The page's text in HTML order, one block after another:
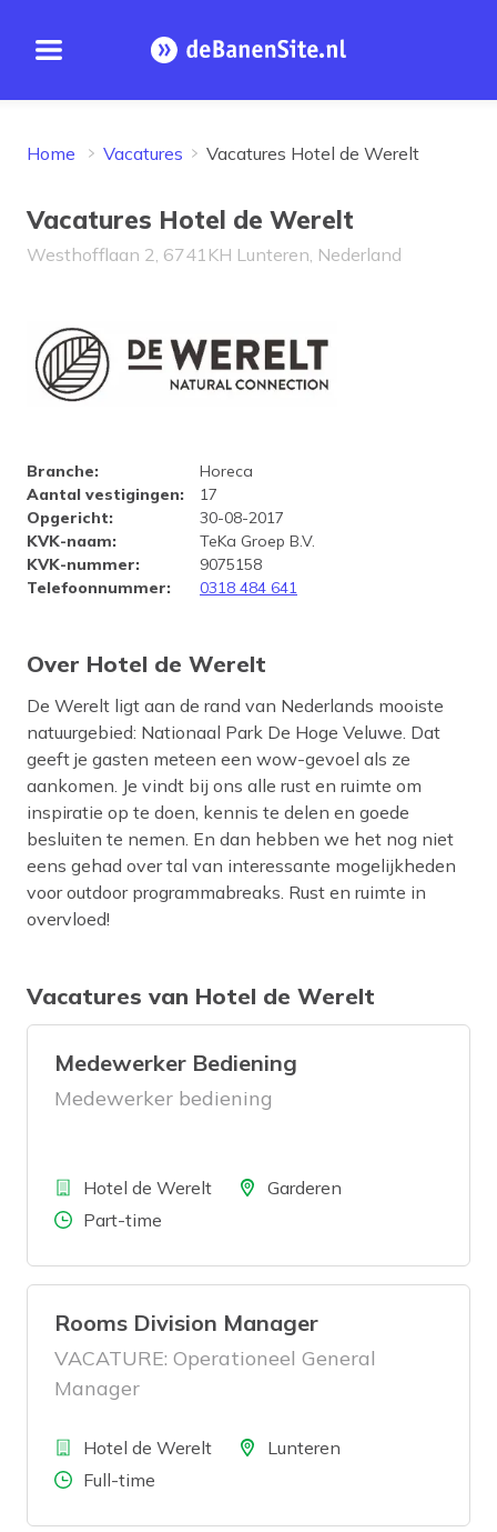
Open menu Homepage
Home Vacatures Vacatures Hotel de Werelt
Vacatures Hotel de Werelt
Westhofflaan 2, 6741KH Lunteren, Nederland
Bedrijfsprofiel Hotel de
Branche:
Horeca
Aantal vestigingen:
17
Opgericht:
30-08-2017
KVK-naam:
TeKa Groep B.V.
KVK-nummer:
9075158
Telefoonnummer: 0318 484 641
Over Hotel de Werelt
De Werelt ligt aan de rand van Nederlands mooiste
natuurgebied: Nationaal Park De Hoge Veluwe. Dat
geeft je gasten meteen een wow-gevoel als ze
aankomen. Je vindt bij ons alle rust en ruimte om
inspiratie op te doen, kennis te delen en goede
besluiten te nemen. En dan hebben we het nog niet
eens gehad over tal van interessante mogelijkheden
voor outdoor programmabreaks. Rust en ruimte in
overvloed!
Vacatures van Hotel de Werelt
Medewerker Bediening
Medewerker bediening
BedrijfHotel de WereltLocatieGarderen
Aantal uren
Part-time
Rooms Division Manager
VACATURE: Operationeel General
Manager
BedrijfHotel de WereltLocatieLunteren
Aantal uren
Full-time